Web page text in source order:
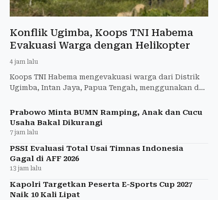
Konflik Ugimba, Koops TNI Habema
Evakuasi Warga dengan Helikopter
4 jam lalu
Koops TNI Habema mengevakuasi warga dari Distrik
Ugimba, Intan Jaya, Papua Tengah, menggunakan dua
Prabowo Minta BUMN Ramping, Anak dan Cucu
Usaha Bakal Dikurangi
7 jam lalu
PSSI Evaluasi Total Usai Timnas Indonesia
Gagal di AFF 2026
13 jam lalu
Kapolri Targetkan Peserta E-Sports Cup 2027
Naik 10 Kali Lipat